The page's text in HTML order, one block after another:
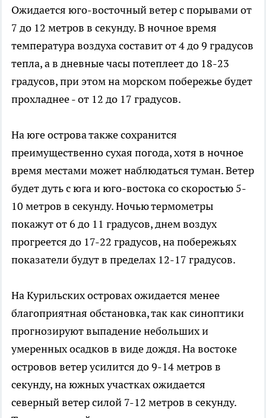
Ожидается юго-восточный ветер с порывами от
7 до 12 метров в секунду. В ночное время
температура воздуха составит от 4 до 9 градусов
тепла, а в дневные часы потеплеет до 18-23
градусов, при этом на морском побережье будет
прохладнее - от 12 до 17 градусов.
На юге острова также сохранится
преимущественно сухая погода, хотя в ночное
время местами может наблюдаться туман. Ветер
будет дуть с юга и юго-востока со скоростью 5-
10 метров в секунду. Ночью термометры
покажут от 6 до 11 градусов, днем воздух
прогреется до 17-22 градусов, на побережьях
показатели будут в пределах 12-17 градусов.
На Курильских островах ожидается менее
благоприятная обстановка, так как синоптики
прогнозируют выпадение небольших и
умеренных осадков в виде дождя. На востоке
островов ветер усилится до 9-14 метров в
секунду, на южных участках ожидается
северный ветер силой 7-12 метров в секунду.